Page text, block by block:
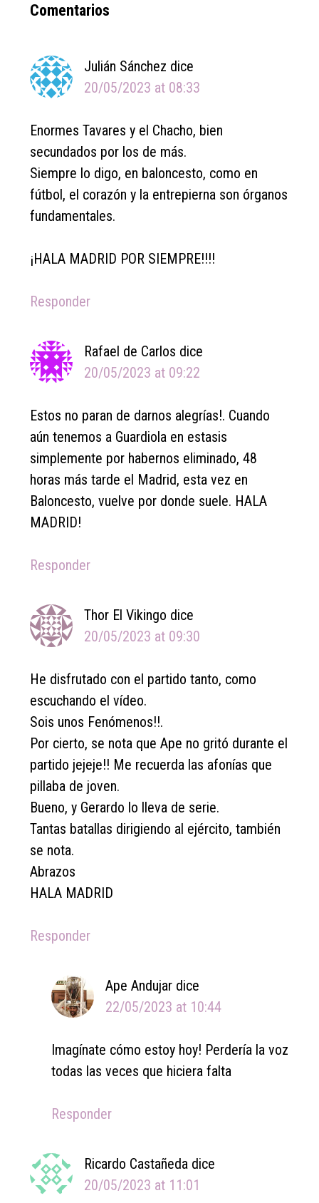
Reader
Comentarios
Julián Sánchez dice
20/05/2023 at 08:33
Enormes Tavares y el Chacho, bien
secundados por los de más.
Siempre lo digo, en baloncesto, como en
fútbol, el corazón y la entrepierna son órganos
fundamentales.
¡HALA MADRID POR SIEMPRE!!!!
Responder
Rafael de Carlos dice
20/05/2023 at 09:22
Estos no paran de darnos alegrías!. Cuando
aún tenemos a Guardiola en estasis
simplemente por habernos eliminado, 48
horas más tarde el Madrid, esta vez en
Baloncesto, vuelve por donde suele. HALA
MADRID!
Responder
Thor El Vikingo dice
20/05/2023 at 09:30
He disfrutado con el partido tanto, como
escuchando el vídeo.
Sois unos Fenómenos!!.
Por cierto, se nota que Ape no gritó durante el
partido jejeje!! Me recuerda las afonías que
pillaba de joven.
Bueno, y Gerardo lo lleva de serie.
Tantas batallas dirigiendo al ejército, también
se nota.
Abrazos
HALA MADRID
Responder
Ape Andujar dice
22/05/2023 at 10:44
Imagínate cómo estoy hoy! Perdería la voz
todas las veces que hiciera falta
Responder
Ricardo Castañeda dice
20/05/2023 at 11:01